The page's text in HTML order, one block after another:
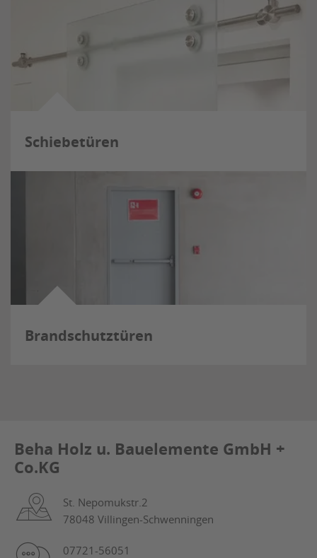
Schiebetüren
Brandschutztüren
Beha Holz u. Bauelemente GmbH +
Co.KG
St. Nepomukstr.2
78048 Villingen-Schwenningen
07721-56051